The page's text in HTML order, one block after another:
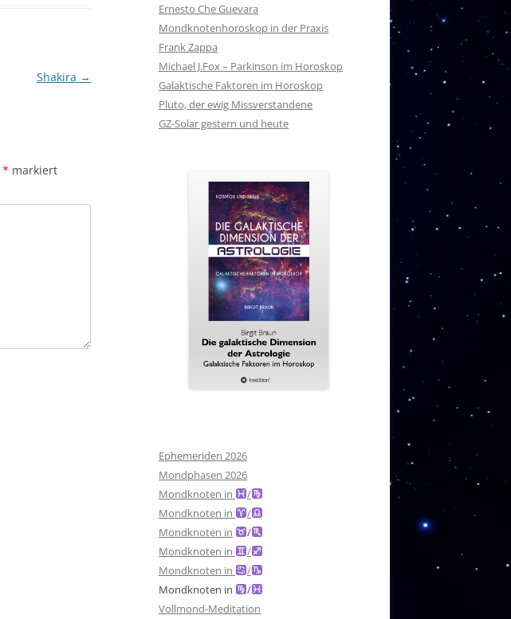
Shakira →
* markiert
Ernesto Che Guevara
Mondknotenhoroskop in der Praxis
Frank Zappa
Michael J.Fox – Parkinson im Horoskop
Galaktische Faktoren im Horoskop
Pluto, der ewig Missverstandene
GZ-Solar gestern und heute
Ephemeriden 2026
Mondphasen 2026
Mondknoten in
/
Mondknoten in
/
Mondknoten in
/
Mondknoten in
/
Mondknoten in
/
Mondknoten in
/
Vollmond-Meditation